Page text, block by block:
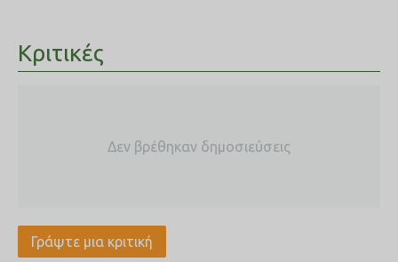
Κριτικές
Δεν βρέθηκαν δημοσιεύσεις
Γράψτε μια κριτική